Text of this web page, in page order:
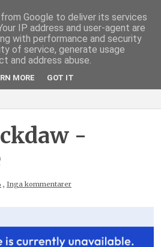
-
, Inga kommentarer
Google to deliver its services
IP address and user-agent are
with performance and security
of service, generate usage
and address abuse.
MORE GOT IT